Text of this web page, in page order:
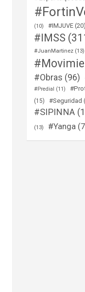
(10)
#IMJUVE (20)
#IMSS
#JuanMartinez (13)
#Obras (96)
#Predial (11)
(15)
#Seguridad
#SIPINNA
(13) #Yanga